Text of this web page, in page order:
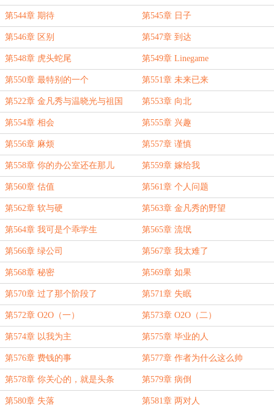
第544章 期待 第545章 日子
第546章 区别 第547章 到达
第548章 虎头蛇尾 第549章 Linegame
第550章 最特别的一个 第551章 未来已来
第522章 金凡秀与温晓光与祖国 第553章 向北
第554章 相会 第555章 兴趣
第556章 麻烦 第557章 谨慎
第558章 你的办公室还在那儿 第559章 嫁给我
第560章 估值 第561章 个人问题
第562章 软与硬 第563章 金凡秀的野望
第564章 我可是个乖学生 第565章 流氓
第566章 绿公司 第567章 我太难了
第568章 秘密 第569章 如果
第570章 过了那个阶段了 第571章 失眠
第572章 O2O（一） 第573章 O2O（二）
第574章 以我为主 第575章 毕业的人
第576章 费钱的事 第577章 作者为什么这么帅
第578章 你关心的，就是头条 第579章 病倒
第580章 失落 第581章 两对人